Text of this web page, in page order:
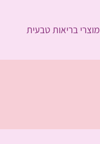
מוצרי בריאות טבעית